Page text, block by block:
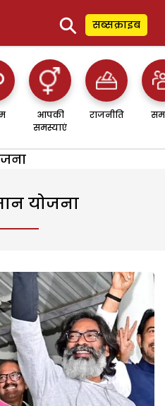
⚲ सब्सक्राइब
आपकी
समस्याएं
राजनीति
योजना